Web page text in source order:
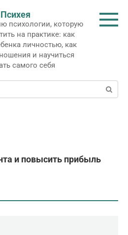
Психея
психологии, которую
на практике: как
личностью, как
и научиться
самого себя
и повысить прибыль